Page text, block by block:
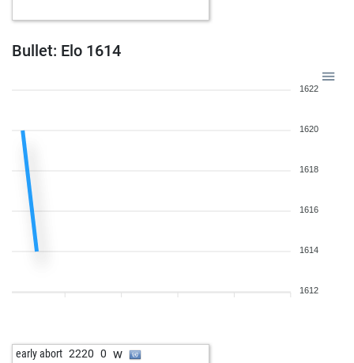
Bullet: Elo 1614
1622
1620
1618
1616
1614
1612
early abort 2220 0 w